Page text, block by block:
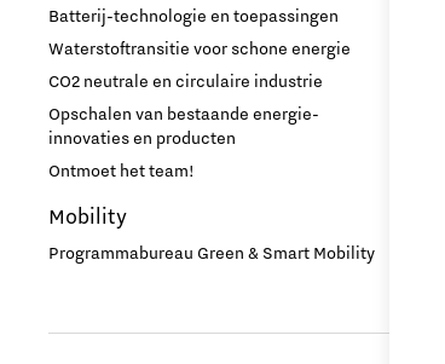
Batterij-technologie en toepassingen
Waterstoftransitie voor schone energie
CO2 neutrale en circulaire industrie
Opschalen van bestaande energie-
innovaties en producten
Ontmoet het team!
Mobility
Programmabureau Green & Smart Mobility